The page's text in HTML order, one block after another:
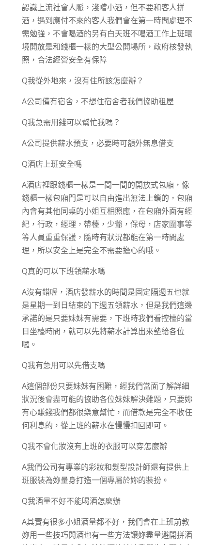
認識上流社會人脈，淺嚐小酒，但不要和客人拼
酒，遇到應付不來的客人我們會在第一時間處理不
需勉強，不會喝酒的另有白天班不喝酒工作上班環
境開放是和錢櫃一樣的大型公開場所，政府核發執
照，合法經營安全有保障
Q我從外地來，沒有住所該怎麼辦？
A公司備有宿舍，不想住宿舍者我們協助租屋
Q我急需用錢可以幫忙我嗎？
A公司提供薪水預支，必要時可額外無息借支
Q酒店上班安全嗎
A酒店裡跟錢櫃一樣是一間一間的開放式包廂，像
錢櫃一樣包廂門是可以自由進出無法上鎖的，包廂
內會有其他同桌的小姐互相照應，在包廂外面有經
紀，行政，經理，帶檯，少爺，保母，店家圍事等
等人員重重保護，隨時有狀況都能在第一時間處
理，所以安全上是完全不需要擔心的哦。
Q真的可以下班領薪水嗎
A沒有錯喔，酒店發薪水的時間是固定隔週五也就
是星期一到日結束的下週五領薪水，但是我們這邊
承諾的是只要妹妹有需要，下班時我們看控檯的當
日坐檯時間，就可以先將薪水計算出來墊給各位
囉。
Q我有急用可以先借支嗎
A這個部份只要妹妹有困難，經我們當面了解詳細
狀況後會盡可能的協助各位妹妹解決難題，只要妳
有心賺錢我們都很樂意幫忙，而借款是完全不收任
何利息的，從上班的薪水在慢慢扣回即可。
Q我不會化妝沒有上班的衣服可以穿怎麼辦
A我們公司有專業的彩妝和髮型設計師還有提供上
班服裝為妳量身打造一個專屬於妳的裝扮。
Q我酒量不好不能喝酒怎麼辦
A其實有很多小姐酒量都不好，我們會在上班前教
妳用一些技巧閃酒也有一些方法讓妳盡量避開拼酒